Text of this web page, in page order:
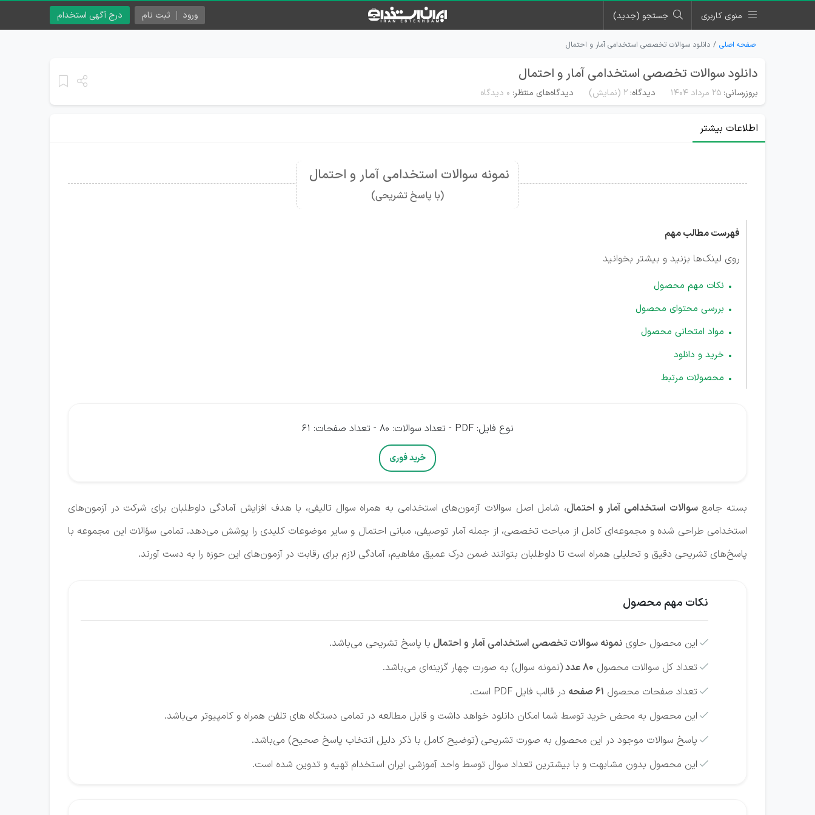
منوی کاربری جستجو (جدید) درج آگهی استخدام ورود ثبت نام
صفحه اصلی دانلود سوالات تخصصی استخدامی آمار و احتمال
دانلود سوالات تخصصی استخدامی آمار و احتمال
بروزرسانی: ۲۵ مرداد ۱۴۰۴ دیدگاه: 2 (نمایش) دیدگاه‌های منتظر: ۰ دیدگاه
اطلاعات بیشتر
نمونه سوالات استخدامی آمار و احتمال
(با پاسخ تشریحی)
فهرست مطالب مهم
روی لینک‌ها بزنید و بیشتر بخوانید
نکات مهم محصول
بررسی محتوای محصول
مواد امتحانی محصول
خرید و دانلود
محصولات مرتبط
نوع فایل: PDF - تعداد سوالات: 80 - تعداد صفحات: 61
خرید فوری
بسته جامعسوالات استخدامی آمار و احتمال، شامل اصل سوالات آزمون‌های استخدامی به همراه سوال تالیفی، با هدف افزایش آمادگی داوطلبان برای شرکت در آزمون‌های
استخدامی طراحی شده و مجموعه‌ای کامل از مباحث تخصصی، از جمله آمار توصیفی، مبانی احتمال و سایر موضوعات کلیدی را پوشش می‌دهد. تمامی سؤالات این مجموعه با
پاسخ‌های تشریحی دقیق و تحلیلی همراه است تا داوطلبان بتوانند ضمن درک عمیق مفاهیم، آمادگی لازم برای رقابت در آزمون‌های این حوزه را به دست آورند.
نکات مهم محصول
 این محصول حاوی نمونه سوالات تخصصی استخدامی آمار و احتمال با پاسخ تشریحی می‌باشد.
 تعداد کل سوالات محصول 80 عدد (نمونه سوال) به صورت چهار گزینه‌ای می‌باشد.
 تعداد صفحات محصول 61 صفحه در قالب فایل PDF است.
 این محصول به محض خرید توسط شما امکان دانلود خواهد داشت و قابل مطالعه در تمامی دستگاه های تلفن همراه و کامپیوتر می‌باشد.
 پاسخ سوالات موجود در این محصول به صورت تشریحی (توضیح کامل با ذکر دلیل انتخاب پاسخ صحیح) می‌باشد.
 این محصول بدون مشابهت و با بیشترین تعداد سوال توسط واحد آموزشی ایران استخدام تهیه و تدوین شده است.